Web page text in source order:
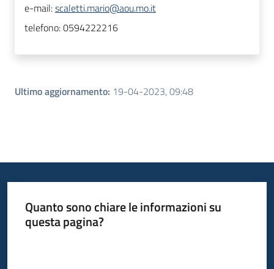
e-mail:scaletti.mario@aou.mo.it
telefono:0594222216
Ultimo aggiornamento: 19-04-2023, 09:48
Quanto sono chiare le informazioni su
questa pagina?